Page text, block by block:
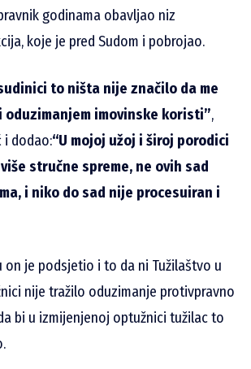
godinama obavljao niz
koje je pred Sudom i pobrojao.
to ništa nije značilo da me
oduzimanjem imovinske koristi”,
i dodao:“U mojoj užoj i široj porodici
stručne spreme, ne ovih sad
i niko do sad nije procesuiran i
on je podsjetio i to da ni Tužilaštvo u
nije tražilo oduzimanje protivpravno
bi u izmijenjenoj optužnici tužilac to